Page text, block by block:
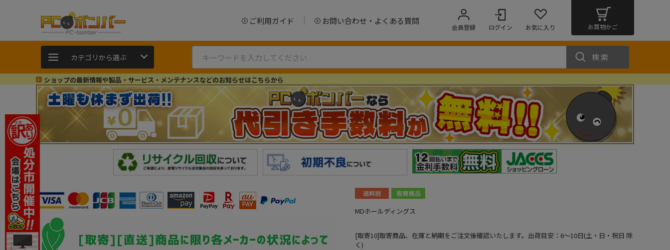
ご利用ガイド お問い合わせ・よくある質問
会員登録 ログイン お気に入り お買物かご
カテゴリから選ぶ 検索
ショップの最新情報や製品・サービス・メンテナンスなどのお知らせはこちらから
MDホールディングス
[取寄10]取寄商品、在庫と納期をご注文後確認いたします。出荷目安：6～10日(土・日・祝日 除
く)